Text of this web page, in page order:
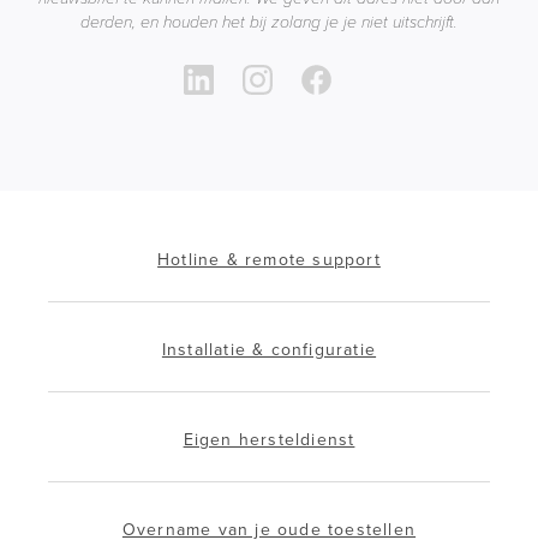
derden, en houden het bij zolang je je niet uitschrijft.
Hotline & remote support
Installatie & configuratie
Eigen hersteldienst
Overname van je oude toestellen